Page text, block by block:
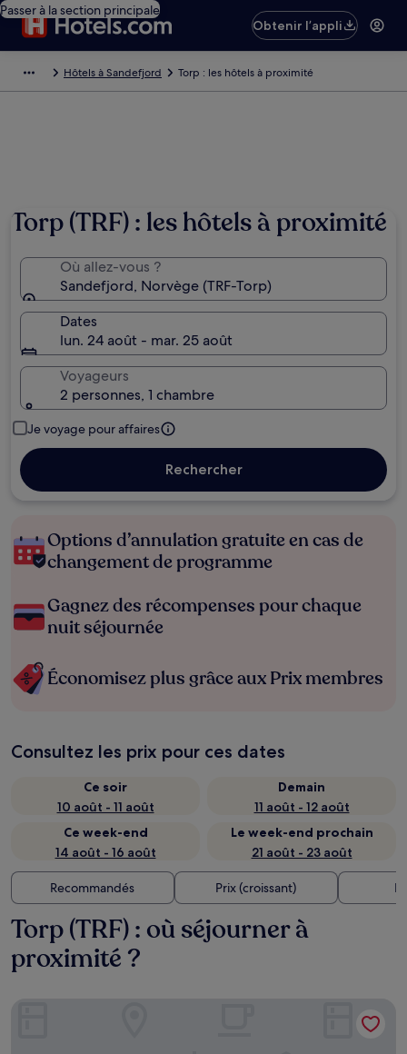
Passer à la section principale
Obtenir l’appli
Hôtels à Sandefjord Torp : les hôtels à proximité
Torp (TRF) : les hôtels à proximité
Où allez-vous ?
Sandefjord, Norvège (TRF-Torp)
Dates
lun. 24 août - mar. 25 août
Voyageurs
2 personnes, 1 chambre
Je voyage pour affaires
Rechercher
Options d’annulation gratuite en cas de
changement de programme
Gagnez des récompenses pour chaque
nuit séjournée
Économisez plus grâce aux Prix membres
Consultez les prix pour ces dates
Ce soir
10 août - 11 août
Demain
11 août - 12 août
Ce week-end
14 août - 16 août
Le week-end prochain
21 août - 23 août
Recommandés Prix (croissant)
Torp (TRF) : où séjourner à
proximité ?